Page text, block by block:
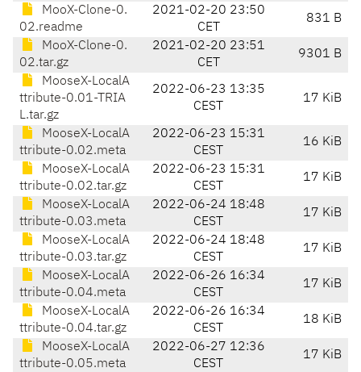
MooX-Clone-0.
02.readme
2021-02-20 23:50
CET
831 B
MooX-Clone-0.
02.tar.gz
2021-02-20 23:51
CET
9301 B
MooseX-LocalA
ttribute-0.01-TRIA
L.tar.gz
2022-06-23 13:35
CEST
17 KiB
MooseX-LocalA
ttribute-0.02.meta
2022-06-23 15:31
CEST
16 KiB
MooseX-LocalA
ttribute-0.02.tar.gz
2022-06-23 15:31
CEST
17 KiB
MooseX-LocalA
ttribute-0.03.meta
2022-06-24 18:48
CEST
17 KiB
MooseX-LocalA
ttribute-0.03.tar.gz
2022-06-24 18:48
CEST
17 KiB
MooseX-LocalA
ttribute-0.04.meta
2022-06-26 16:34
CEST
17 KiB
MooseX-LocalA
ttribute-0.04.tar.gz
2022-06-26 16:34
CEST
18 KiB
MooseX-LocalA
ttribute-0.05.meta
2022-06-27 12:36
CEST
17 KiB